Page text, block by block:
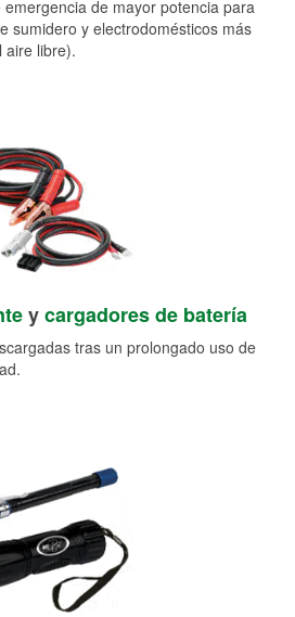
de mayor potencia para
sumidero y electrodomésticos más
aire libre).
ycargadores de batería
tras un prolongado uso de